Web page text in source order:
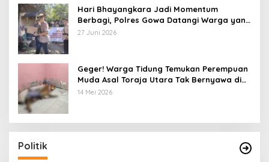
Hari Bhayangkara Jadi Momentum
Berbagi, Polres Gowa Datangi Warga yang
Membutuhkan
27 Juni 2026
Geger! Warga Tidung Temukan Perempuan
Muda Asal Toraja Utara Tak Bernyawa di
Kamar Kos
14 Mei 2026
Politik
Jalan Rusak di Kabupaten Gowa Tak Kunjung
Diperbaiki, Warga Mengeluh
Sosial